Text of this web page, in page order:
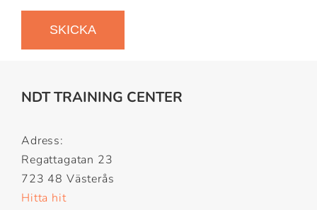
NDT TRAINING CENTER
Adress:
Regattagatan 23
723 48 Västerås
Hitta hit